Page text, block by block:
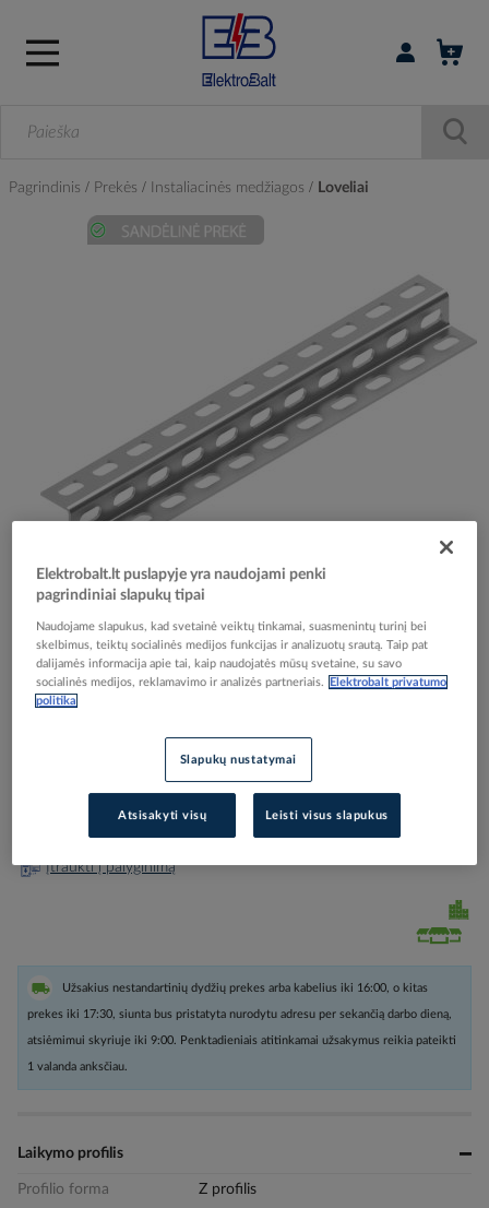
Prisijungti /
Pagrindinis Prekės Instaliacinės medžiagos Loveliai
Skip
the
beginning
the
Reali prekė gali skirtis nuo pavaizduotos nuotraukoje
Profilis Z perforuotas 25x25x25 2mm ZC25H25/2
[2m] - BAKS
Elektrobalt prekės kodas
Prisijunkite, norėdami pamatyti kainas
Įtraukti į palyginimą
Užsakius nestandartinių dydžių prekes arba kabelius iki 16:00, o kitas
prekes iki 17:30, siunta bus pristatyta nurodytu adresu per sekančią darbo dieną,
atsiėmimui skyriuje iki 9:00. Penktadieniais atitinkamai užsakymus reikia pateikti
1 valanda anksčiau.
Laikymo profilis
Profilio forma Z profilis
Elektrobalt.lt puslapyje yra naudojami penki
pagrindiniai slapukų tipai
Naudojame slapukus, kad svetainė veiktų tinkamai, suasmenintų turinį bei
skelbimus, teiktų socialinės medijos funkcijas ir analizuotų srautą. Taip pat
dalijamės informacija apie tai, kaip naudojatės mūsų svetaine, su savo
socialinės medijos, reklamavimo ir analizės partneriais.
Elektrobalt privatumo
politika
Slapukų nustatymai
Atsisakyti visų Leisti visus slapukus